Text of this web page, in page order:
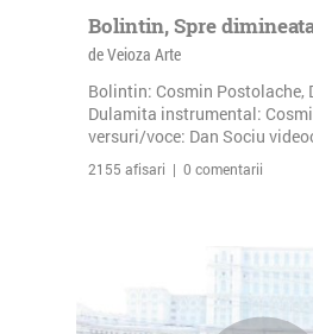
Bolintin, Spre
de Veioza Arte
Bolintin: Cosmin Postolache,
Dulamita instrumental:
versuri/voce: Dan Sociu
2155 afisari | 0 comentarii